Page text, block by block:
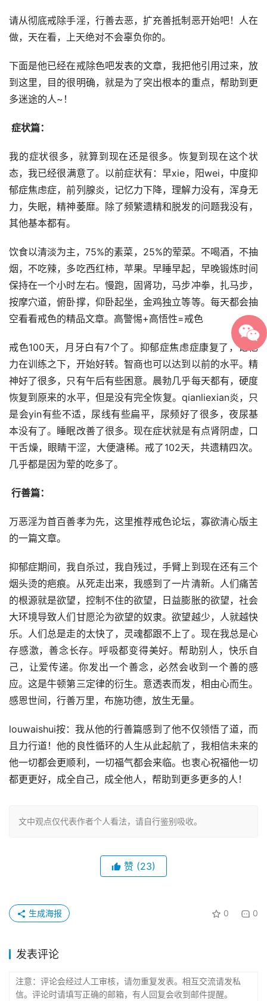
请从彻底戒除手淫，行善去恶，扩充善抵制恶开始吧！人在
做，天在看，上天绝对不会辜负你的。
下面是他已经在戒除色吧发表的文章，我把他引用过来，放
到这里，目的很明确，就是为了突出根本的重点，帮助到更
多迷途的人~！
症状篇：
我的症状很多，就算到现在还是很多。恢复到现在这个状
态，我已经很满意了。以前症状有：早xie，阳wei，中度抑
郁症焦虑症，前列腺炎，记忆力下降，理解力没有，浑身无
力，失眠，精神萎靡。除了频繁遗精和脱发的问题我没有，
其他基本都有。
饮食以清淡为主，75%的素菜，25%的荤菜。不喝酒，不抽
烟，不吃辣，多吃西红柿，苹果。早睡早起，早晚锻炼时间
保持在一个小时左右。慢跑，固肾功，马步冲拳，扎马步，
按摩穴道，俯卧撑，仰卧起坐，金鸡独立等等。每天都会抽
空看看戒色的精品文章。高警惕+高悟性=戒色
戒色100天，月牙白有7个了。抑郁症焦虑症康复了，记忆
力在训练之下，开始好转。智商也可以达到以前的水平。精
神好了很多，只有午后有些困意。晨勃几乎每天都有，硬度
恢复到原来的水平，但是没有完全恢复。qianliexian炎，只
是会yin有些不适，尿线有些扁平，尿频好了很多，夜尿基
本没有了。睡眠改善了很多。现在症状就是有点肾阴虚，口
干舌燥，眼睛干涩，大便溏稀。戒了102天，共遗精四次。
几乎都是因为荤的吃多了。
行善篇：
万恶淫为首百善孝为先，这里推荐戒色论坛，寡欲清心版主
的一篇文章。
抑郁症期间，我自杀过，我自残过，手臂上到现在还有三个
烟头烫的疤痕。从死走出来，我感到了一片清新。人们痛苦
的根源就是欲望，控制不住的欲望，日益膨胀的欲望，社会
大环境导致人们甘愿沦为欲望的奴隶。欲望越少，人就越快
乐。人们总是走的太快了，灵魂都跟不上了。现在我总是心
存感激，善念长存。呼吸都变得美好。帮助别人，快乐自
己，让爱传递。你发出一个善念，必然会收到一个善的感
应。这是牛顿第三定律的衍生。意透表而发，相由心而生。
感恩世间，行善万里，布施功德，放生无量。
louwaishui按：我从他的行善篇感到了他不仅领悟了道，而
且力行道！他的良性循环的人生从此起航了，我相信未来的
他一切都会更顺利，一切福气都会来临。也衷心祝福他一切
都更更好，成全自己，成全他人，帮助到更多更多的人！
文中观点仅代表作者个人看法，请自行鉴别吸收。
赞 (23)
0 0
生成海报
发表评论